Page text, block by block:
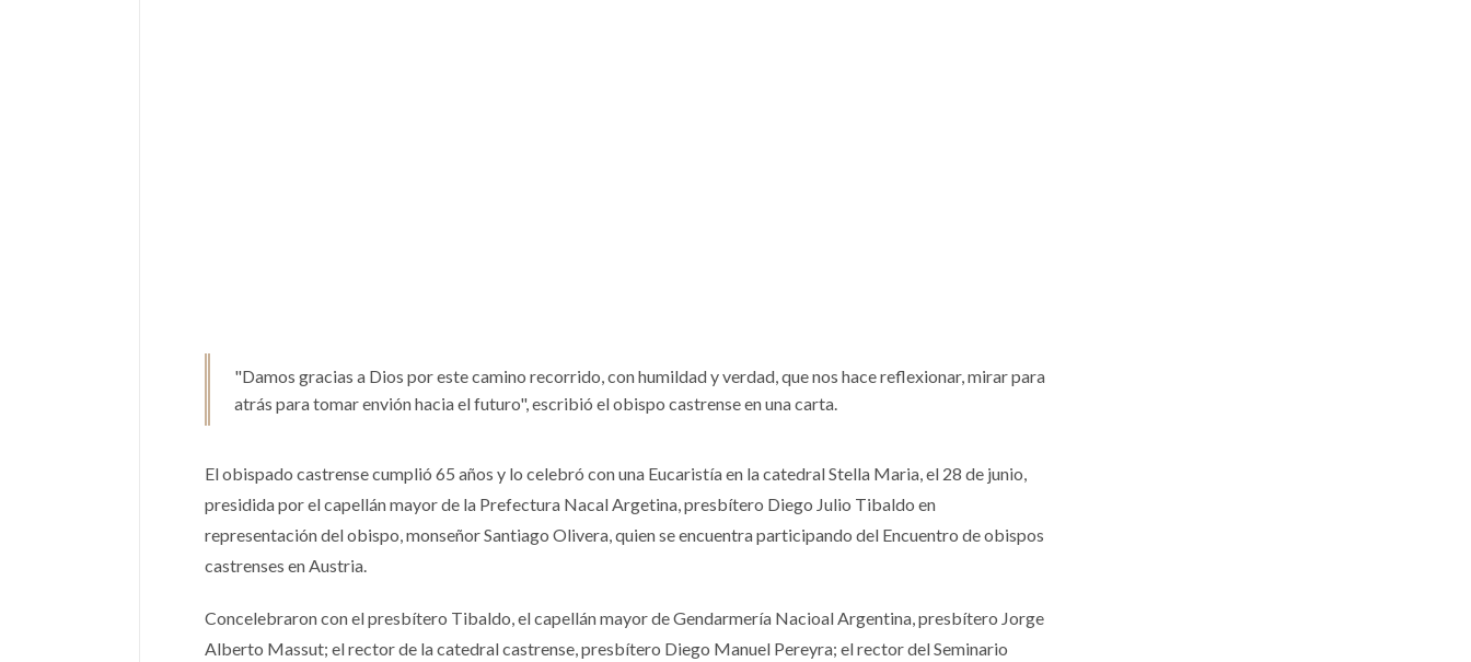
"Damos gracias a Dios por este camino recorrido, con humildad y verdad, que nos hace reflexionar, mirar para
atrás para tomar envión hacia el futuro", escribió el obispo castrense en una carta.
El obispado castrense cumplió 65 años y lo celebró con una Eucaristía en la catedral Stella Maria, el 28 de junio,
presidida por el capellán mayor de la Prefectura Nacal Argetina, presbítero Diego Julio Tibaldo en
representación del obispo, monseñor Santiago Olivera, quien se encuentra participando del Encuentro de obispos
castrenses en Austria.
Concelebraron con el presbítero Tibaldo, el capellán mayor de Gendarmería Nacioal Argentina, presbítero Jorge
Alberto Massut; el rector de la catedral castrense, presbítero Diego Manuel Pereyra; el rector del Seminario